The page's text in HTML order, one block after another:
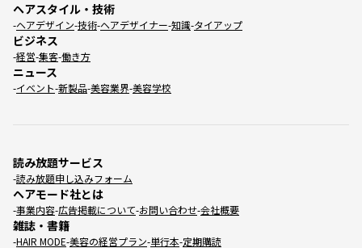
ヘアスタイル・技術
ヘアデザイン 技術 ヘアデザイナー 知識 タイアップ
ビジネス
経営 集客 働き方
ニュース
イベント 新製品 美容業界 美容学校
読み放題サービス
読み放題申し込みフォーム
ヘアモード社とは
事業内容 広告掲載について お問い合わせ 会社概要
雑誌・書籍
HAIR MODE 美容の経営プラン 単行本 定期購読